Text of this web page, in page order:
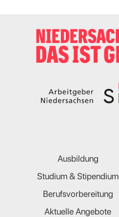
Ausbildung
Studium & Stipendium
Berufsvorbereitung
Aktuelle Angebote